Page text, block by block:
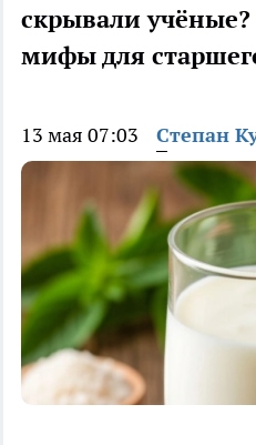
скрывали
мифы для
13 мая 07:03 Степан